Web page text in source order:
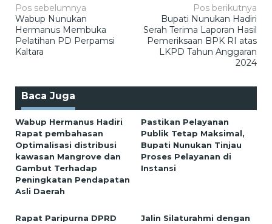
Navigasi
pos
Pos sebelumnya
Wabup Nunukan
Hermanus Membuka
Pelatihan PD Perpamsi
Kaltara
Pos berikutnya
Bupati Nunukan Hadiri
Serah Terima Laporan Hasil
Pemeriksaan BPK RI atas
LKPD Tahun Anggaran
2024
Baca Juga
Wabup Hermanus Hadiri
Rapat pembahasan
Optimalisasi distribusi
kawasan Mangrove dan
Gambut Terhadap
Peningkatan Pendapatan
Asli Daerah
Pastikan Pelayanan
Publik Tetap Maksimal,
Bupati Nunukan Tinjau
Proses Pelayanan di
Instansi
Rapat Paripurna DPRD
Jalin Silaturahmi dengan